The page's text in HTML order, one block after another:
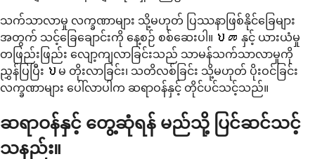
သက်သာလာမှု လက္ခဏာများ သို့မဟုတ် ပြဿနာဖြစ်နိုင်ခြေများ
အတွက် သင့်ခြေချောင်းကို နေ့စဉ် စစ်ဆေးပါ။ ህመ နှင့် ယားယံမှု
တဖြည်းဖြည်း လျော့ကျလာခြင်းသည် သာမန်သက်သာလာမှုကို
ညွှန်ပြပြီး ህမ တိုးလာခြင်း၊ သတိလစ်ခြင်း သို့မဟုတ် ပိုးဝင်ခြင်း
လက္ခဏာများ ပေါ်လာပါက ဆရာဝန်နှင့် တိုင်ပင်သင့်သည်။
ဆရာဝန်နှင့် တွေ့ဆုံရန် မည်သို့ ပြင်ဆင်သင့်
သနည်း။